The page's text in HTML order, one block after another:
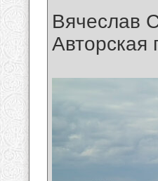
Вячеслав
Авторская